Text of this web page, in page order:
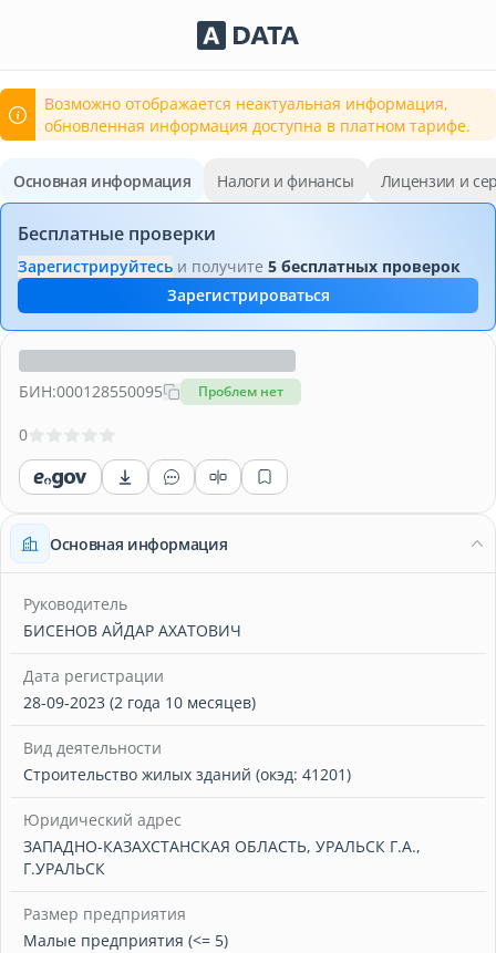
Сервисы Adata.kz
Возможно отображается неактуальная информация,
обновленная информация доступна в платном тарифе.
Основная информация Налоги и финансы Лицензии и
Бесплатные проверки
Зарегистрируйтесь и получите 5 бесплатных проверок
Зарегистрироваться
БИН:000128550095 Проблем нет
0
Основная информация
Руководитель
БИСЕНОВ АЙДАР АХАТОВИЧ
Дата регистрации
28-09-2023 (2 года 10 месяцев)
Вид деятельности
Строительство жилых зданий (окэд: 41201)
Юридический адрес
ЗАПАДНО-КАЗАХСТАНСКАЯ ОБЛАСТЬ, УРАЛЬСК Г.А.,
Г.УРАЛЬСК
Размер предприятия
Малые предприятия (<= 5)